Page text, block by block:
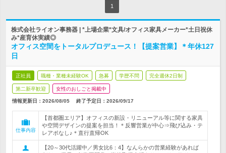
1
株式会社ライオン事務器 | *上場企業*文具/オフィス家具メーカー*土日祝休
み*産育休実績◎
オフィス空間をトータルプロデュース！【提案営業】＊年休127
日
正社員 職種・業種未経験OK 急募 学歴不問 完全週休2日制
第二新卒歓迎 女性のおしごと掲載中
情報更新日：2026/08/05 終了予定日： 2026/09/17
仕事内容
【首都圏エリア】オフィスの新設・リニューアル等に関する家具
や空間デザインの提案を担当！＊反響営業が中心⇒飛び込み・テ
レアポなし♪＊直行直帰OK
【20～30代活躍中／男女比6：4】なんらかの営業経験があれば